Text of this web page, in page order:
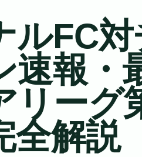
ルFC
速報・
リーグ
全解説